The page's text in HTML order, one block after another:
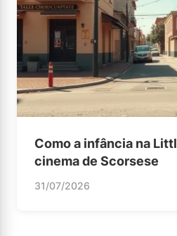
Como a infância na
cinema de Scorsese
31/07/2026